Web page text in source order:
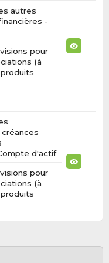
autres
-
pour
(à
d'actif
pour
(à